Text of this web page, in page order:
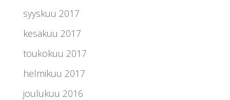
syyskuu 2017
kesäkuu 2017
toukokuu 2017
helmikuu 2017
joulukuu 2016